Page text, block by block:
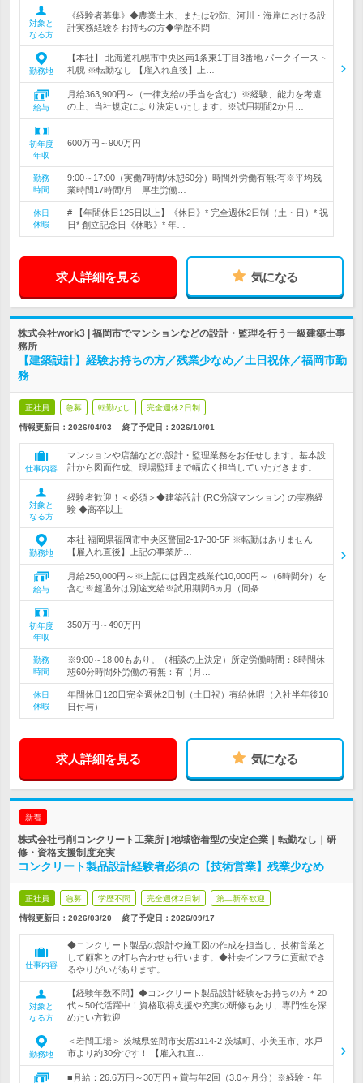
対象と
なる方
《経験者募集》◆農業土木、または砂防、河川・海岸における設
計実務経験をお持ちの方◆学歴不問
勤務地
【本社】 北海道札幌市中央区南1条東1丁目3番地 パークイースト
札幌 ※転勤なし 【雇入れ直後】上…
給与
月給363,900円～（一律支給の手当を含む）※経験、能力を考慮
の上、当社規定により決定いたします。※試用期間2か月…
初年度
年収
600万円～900万円
勤務
時間
9:00～17:00（実働7時間/休憩60分）時間外労働有無:有※平均残
業時間17時間/月 厚生労働…
休日
休暇
# 【年間休日125日以上】《休日》* 完全週休2日制（土・日）* 祝
日* 創立記念日《休暇》* 年…
求人詳細を見る 気になる
株式会社work3 | 福岡市でマンションなどの設計・監理を行う一級建築士事
務所
【建築設計】経験お持ちの方／残業少なめ／土日祝休／福岡市勤
務
正社員 急募 転勤なし 完全週休2日制
情報更新日：2026/04/03 終了予定日： 2026/10/01
仕事内容
マンションや店舗などの設計・監理業務をお任せします。基本設
計から図面作成、現場監理まで幅広く担当していただきます。
対象と
なる方
経験者歓迎！＜必須＞◆建築設計 (RC分譲マンション) の実務経
験 ◆高卒以上
勤務地
本社 福岡県福岡市中央区警固2-17-30-5F ※転勤はありません
【雇入れ直後】上記の事業所…
給与
月給250,000円～※上記には固定残業代10,000円～（6時間分）を
含む※超過分は別途支給※試用期間6ヵ月（同条…
初年度
年収
350万円～490万円
勤務
時間
※9:00～18:00もあり。（相談の上決定）所定労働時間：8時間休
憩60分時間外労働の有無：有（月…
休日
休暇
年間休日120日完全週休2日制（土日祝）有給休暇（入社半年後10
日付与）
求人詳細を見る 気になる
新着
株式会社弓削コンクリート工業所 | 地域密着型の安定企業｜転勤なし｜研
修・資格支援制度充実
コンクリート製品設計経験者必須の【技術営業】残業少なめ
正社員 急募 学歴不問 完全週休2日制 第二新卒歓迎
情報更新日：2026/03/20 終了予定日： 2026/09/17
仕事内容
◆コンクリート製品の設計や施工図の作成を担当し、技術営業と
して顧客との打ち合わせも行います。◆社会インフラに貢献でき
るやりがいがあります。
対象と
なる方
【経験年数不問】◆コンクリート製品設計経験をお持ちの方＊20
代～50代活躍中！資格取得支援や充実の研修もあり、専門性を深
めたい方歓迎
勤務地
＜岩間工場＞ 茨城県笠間市安居3114-2 茨城町、小美玉市、水戸
市より約30分です！ 【雇入れ直…
■月給：26.6万円～30万円＋賞与年2回（3.0ヶ月分）※経験・年